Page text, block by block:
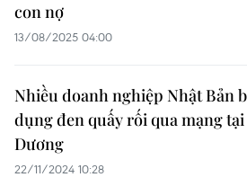
con nợ
13/08/2025 04:00
Nhiều doanh nghiệp Nhật Bản
dụng đen quấy rối qua mạng
Dương
22/11/2024 10:28